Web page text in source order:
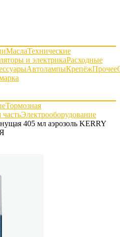
МаслаТехнические
и электрикаРасходные
АвтолампыКрепёжПрочее
Тормозная
частьЭлектрооборудование
405 мл аэрозоль KERRY